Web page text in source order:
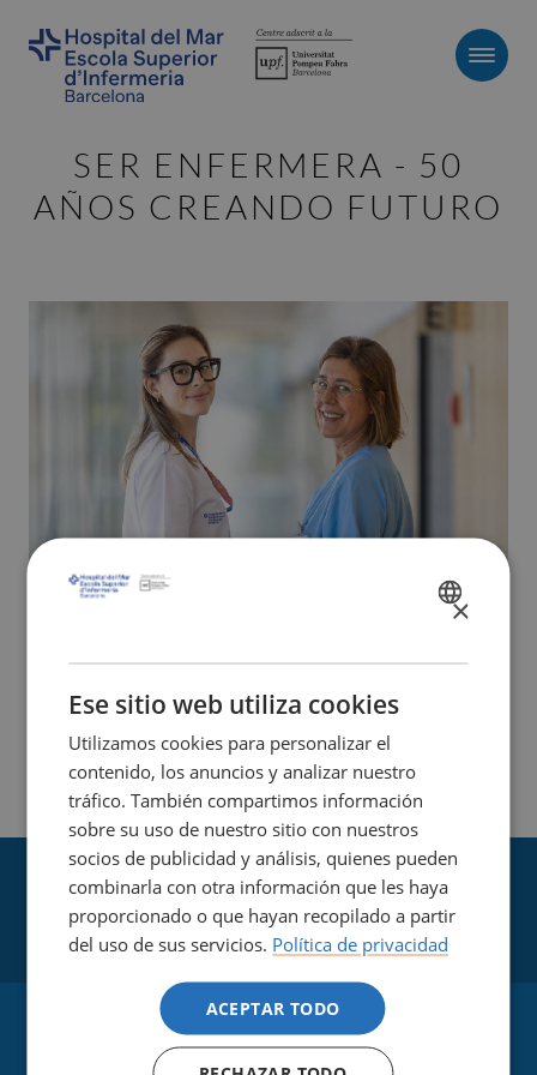
SER ENFERMERA - 50
AÑOS CREANDO FUTURO
SPANISH
×
Ese sitio web utiliza cookies
Utilizamos cookies para personalizar el
contenido, los anuncios y analizar nuestro
tráfico. También compartimos información
sobre su uso de nuestro sitio con nuestros
socios de publicidad y análisis, quienes pueden
combinarla con otra información que les haya
proporcionado o que hayan recopilado a partir
del uso de sus servicios. Política de privacidad
ACEPTAR TODO